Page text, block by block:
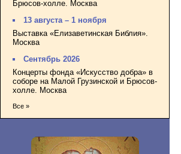
Брюсов-холле. Москва
13 августа – 1 ноября
Выставка «Елизаветинская Библия».
Москва
Сентябрь 2026
Концерты фонда «Искусство добра» в
соборе на Малой Грузинской и Брюсов-
холле. Москва
Все »